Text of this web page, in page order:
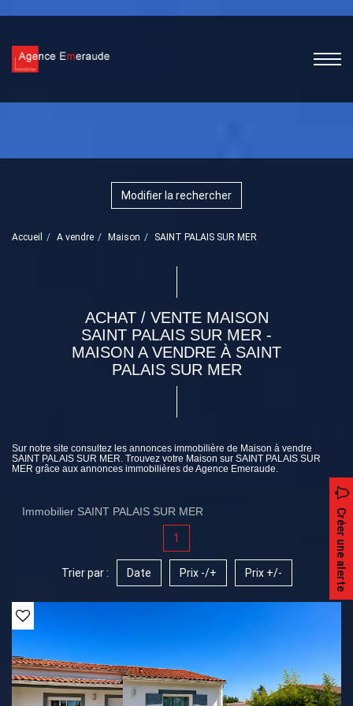
Modifier la rechercher
Accueil A vendre Maison SAINT PALAIS SUR MER
ACHAT / VENTE MAISON
SAINT PALAIS SUR MER -
MAISON A VENDRE À SAINT
PALAIS SUR MER
Sur notre site consultez les annonces immobilière de Maison à vendre
SAINT PALAIS SUR MER. Trouvez votre Maison sur SAINT PALAIS SUR
MER grâce aux annonces immobilières de Agence Emeraude.
Immobilier SAINT PALAIS SUR MER Créer une alerte
1
Trier par : Date Prix -/+ Prix +/-